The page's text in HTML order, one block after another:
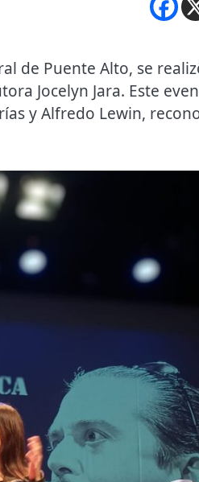
de Puente Alto, se
Jocelyn Jara. Este
y Alfredo Lewin,